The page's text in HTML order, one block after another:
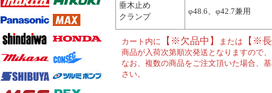
垂木止め
クランプ
φ48.6、φ42.7兼用
カート内に 【※欠品中】 または 【※
商品が入荷次第順次発送となりますので
なお、複数の商品をご注文頂いた場合、
さい。